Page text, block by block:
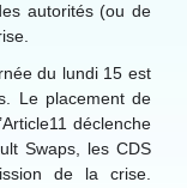
autorités (ou de
du lundi 15 est
Le placement de
déclenche
Swaps, les CDS
de la crise.